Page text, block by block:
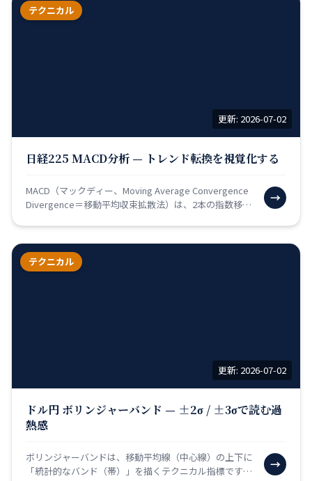
テクニカル
更新: 2026-07-02
日経225 MACD分析 — トレンド転換を視覚化する
MACD（マックディー、Moving Average Convergence
Divergence＝移動平均収束拡散法）は、2本の指数移動
→
テクニカル
更新: 2026-07-02
ドル円 ボリンジャーバンド — ±2σ / ±3σで読む過
熱感
ボリンジャーバンドは、移動平均線（中心線）の上下に
「統計的なバンド（帯）」を描くテクニカル指標です。
→